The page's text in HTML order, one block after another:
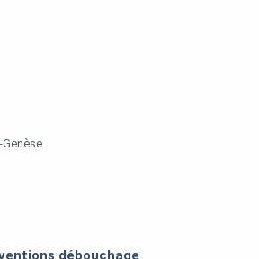
débouchage